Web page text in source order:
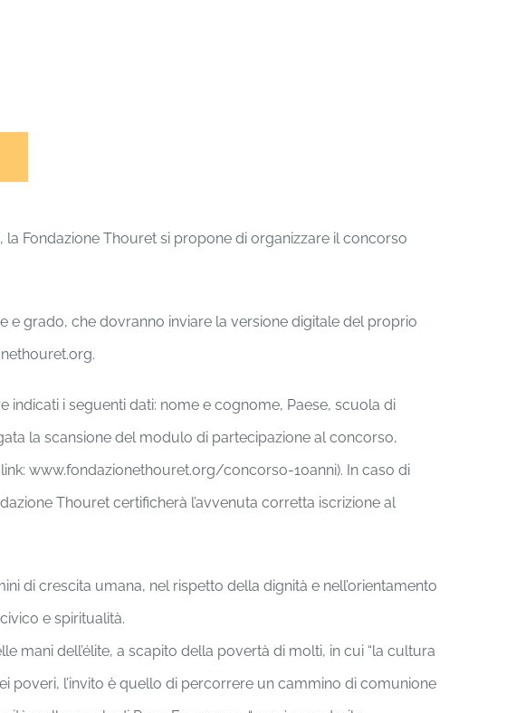
Fondazione Thouret si propone di organizzare il concorso
e grado, che dovranno inviare la versione digitale del proprio
indicati i seguenti dati: nome e cognome, Paese, scuola di
la scansione del modulo di partecipazione al concorso,
www.fondazionethouret.org/concorso-10anni). In caso di
Thouret certificherà l’avvenuta corretta iscrizione al
di crescita umana, nel rispetto della dignità e nell’orientamento
e spiritualità.
mani dell’élite, a scapito della povertà di molti, in cui “la cultura
poveri, l’invito è quello di percorrere un cammino di comunione